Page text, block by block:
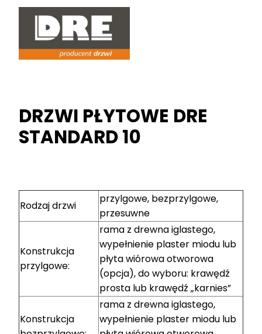
DRZWI PŁYTOWE DRE
STANDARD 10
Rodzaj drzwi
przylgowe, bezprzylgowe,
przesuwne
Konstrukcja
przylgowe:
rama z drewna iglastego,
wypełnienie plaster miodu lub
płyta wiórowa otworowa
(opcja), do wyboru: krawędź
prosta lub krawędź „karnies”
Konstrukcja
rama z drewna iglastego,
wypełnienie plaster miodu lub